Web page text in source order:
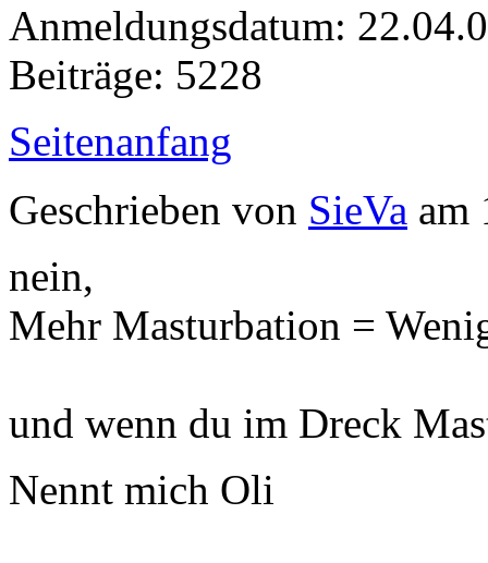
Anmeldungsdatum:
Beiträge: 5228
Seitenanfang
Geschrieben von SieVa am
nein,
Mehr Masturbation =
und wenn du im Dreck
Nennt mich Oli